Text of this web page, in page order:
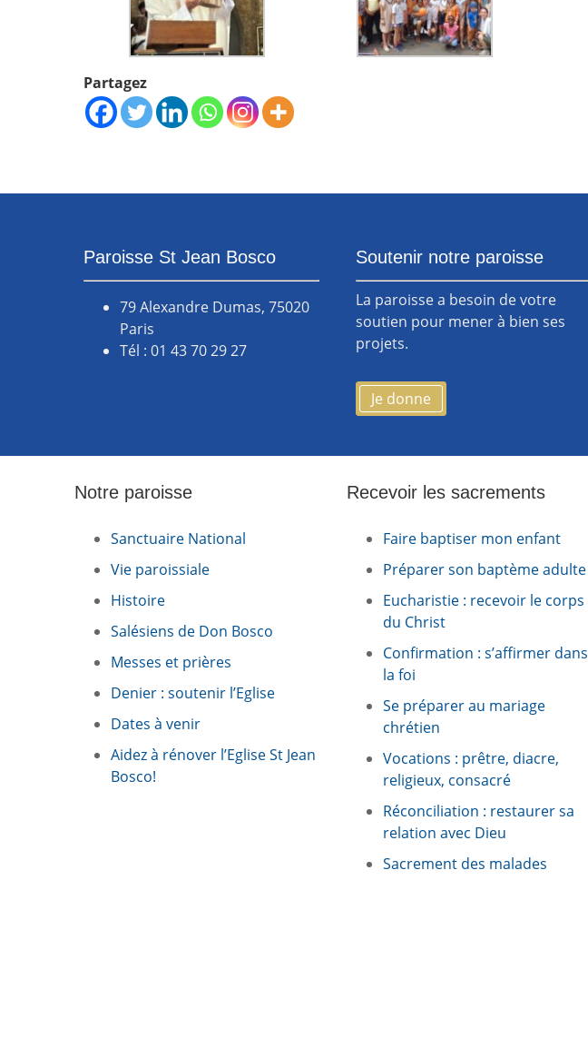
Partagez
Paroisse St Jean Bosco
79 Alexandre Dumas, 75020
Paris
Tél : 01 43 70 29 27
Soutenir notre paroisse
La paroisse a besoin de votre
soutien pour mener à bien ses
projets.
Je donne
Notre paroisse
Sanctuaire National
Vie paroissiale
Histoire
Salésiens de Don Bosco
Messes et prières
Denier : soutenir l’Eglise
Dates à venir
Aidez à rénover l’Eglise St Jean
Bosco!
Recevoir les sacrements
Faire baptiser mon enfant
Préparer son baptème adulte
Eucharistie : recevoir le corps
du Christ
Confirmation : s’affirmer dans
la foi
Se préparer au mariage
chrétien
Vocations : prêtre, diacre,
religieux, consacré
Réconciliation : restaurer sa
relation avec Dieu
Sacrement des malades